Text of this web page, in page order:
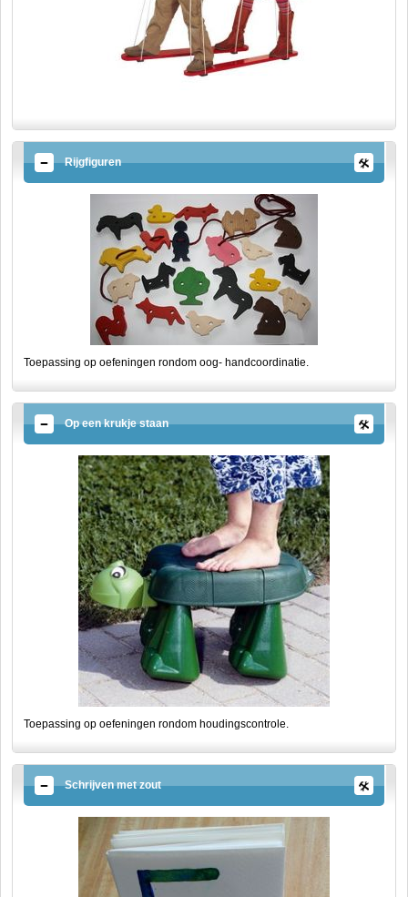
Rijgfiguren
Toepassing op oefeningen rondom oog- handcoordinatie.
Op een krukje staan
Toepassing op oefeningen rondom houdingscontrole.
Schrijven met zout